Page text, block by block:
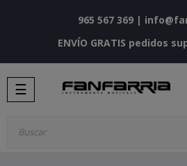
965 567 369|
ENVÍO GRATIS pedidos
Navegación
de
☰